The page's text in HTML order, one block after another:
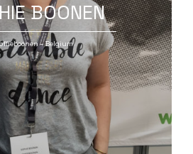
BOONEN
– Belgium